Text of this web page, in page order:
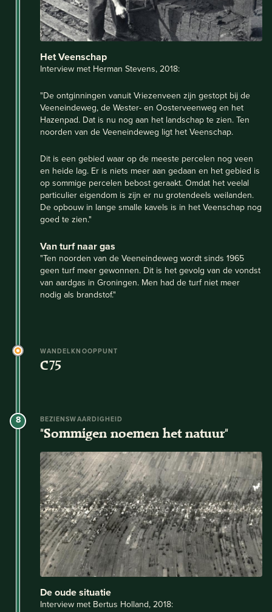
Het Veenschap
Interview met Herman Stevens, 2018:
"De ontginningen vanuit Vriezenveen zijn gestopt bij de
Veeneindeweg, de Wester- en Oosterveenweg en het
Hazenpad. Dat is nu nog aan het landschap te zien. Ten
noorden van de Veeneindeweg ligt het Veenschap.
Dit is een gebied waar op de meeste percelen nog veen
en heide lag. Er is niets meer aan gedaan en het gebied is
op sommige percelen bebost geraakt. Omdat het veelal
particulier eigendom is zijn er nu grotendeels weilanden.
De opbouw in lange smalle kavels is in het Veenschap nog
goed te zien."
Van turf naar gas
"Ten noorden van de Veeneindeweg wordt sinds 1965
geen turf meer gewonnen. Dit is het gevolg van de vondst
van aardgas in Groningen. Men had de turf niet meer
nodig als brandstof."
WANDELKNOOPPUNT
C75
8 BEZIENSWAARDIGHEID
"Sommigen noemen het natuur"
De oude situatie
Interview met Bertus Holland, 2018: